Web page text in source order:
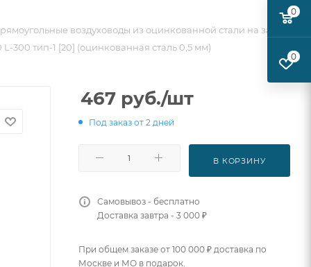
воздуховоды из оцинкованной стали на заказ
L-300 тип-1 [20] (оцинкованная сталь 0,5 мм)
467 руб./шт
Под заказ от 2 дней
В КОРЗИНУ
Самовывоз - бесплатно
Доставка завтра - 3 000 ₽
При общем заказе от 100 000 ₽ доставка по
Москве и МО в подарок.
0
0